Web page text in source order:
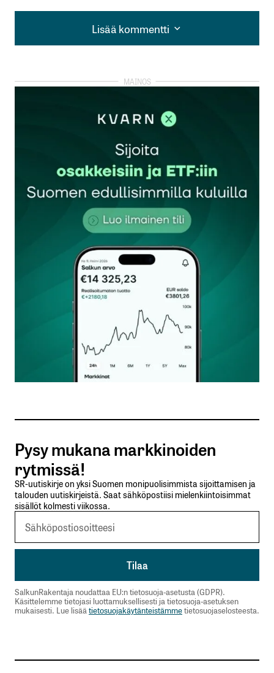
Lisää kommentti
Lisää kommentti
kirjautua
rekisteröityä
Sähköpostiosoitettasi ei julkaista.Pakolliset
kentät on merkitty*
Kommentti*
Nimesi tai nimimerkkisi
Sähköpostiosoitteesi
Tilaa SalkunRakentajan uutiskirje
Lähetä kommentti
Pysy mukana markkinoiden
rytmissä!
SR-uutiskirje on yksi Suomen monipuolisimmista sijoittamisen ja
talouden uutiskirjeistä. Saat sähköpostiisi mielenkiintoisimmat
sisällöt kolmesti viikossa.
SalkunRakentaja noudattaa EU:n tietosuoja-asetusta (GDPR).
Käsittelemme tietojasi luottamuksellisesti ja tietosuoja-asetuksen
mukaisesti. Lue lisää tietosuojakäytänteistämmetietosuojaselosteesta.